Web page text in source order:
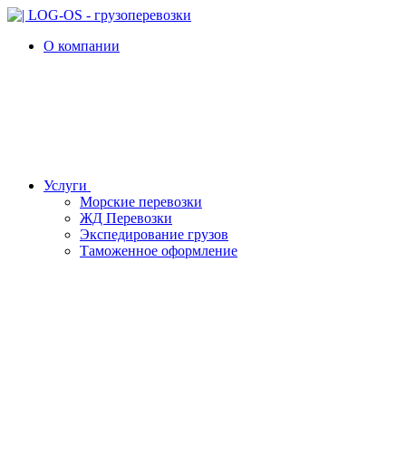
О компании
Услуги
Морские перевозки
ЖД Перевозки
Экспедирование грузов
Таможенное оформление